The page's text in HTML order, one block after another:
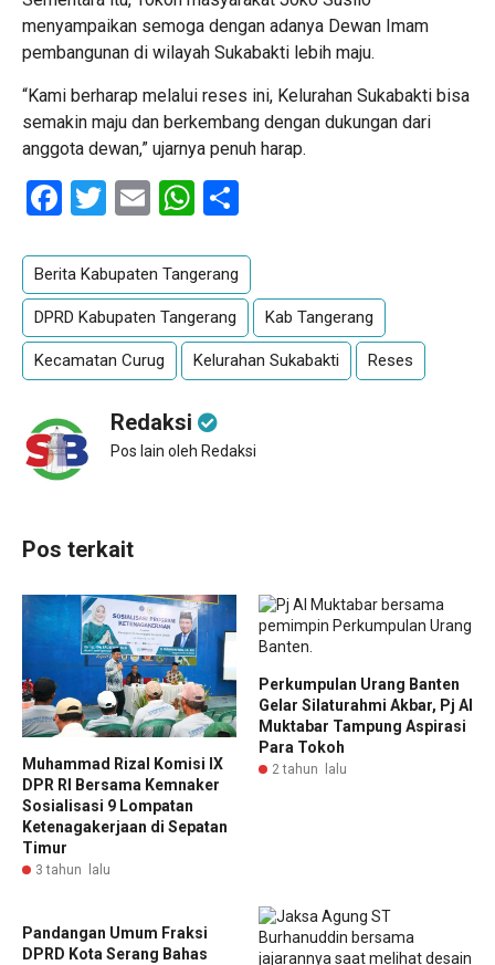
menyampaikan semoga dengan adanya Dewan Imam
pembangunan di wilayah Sukabakti lebih maju.
“Kami berharap melalui reses ini, Kelurahan Sukabakti bisa
semakin maju dan berkembang dengan dukungan dari
anggota dewan,” ujarnya penuh harap.
Facebook
Twitter
EmailWhatsApp
Berita Kabupaten Tangerang
DPRD Kabupaten Tangerang Kab Tangerang
Kecamatan Curug Kelurahan Sukabakti Reses
Redaksi
Pos lain oleh Redaksi
Pos terkait
Muhammad Rizal Komisi IX
DPR RI Bersama Kemnaker
Sosialisasi 9 Lompatan
Ketenagakerjaan di Sepatan
Timur
3 tahun lalu
Perkumpulan Urang Banten
Gelar Silaturahmi Akbar, Pj Al
Muktabar Tampung Aspirasi
Para Tokoh
2 tahun lalu
Pandangan Umum Fraksi
DPRD Kota Serang Bahas